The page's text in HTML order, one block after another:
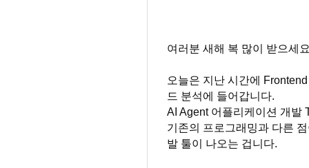
여러분 새해 복 많이 받으세
오늘은 지난 시간에
드 분석에 들어갑니다.
AI Agent 어플리케이션 개발
기존의 프로그래밍과 다른
발 툴이 나오는 겁니다.